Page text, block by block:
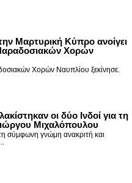
Μαρτυρική Κύπρο ανοίγει
Χορών
Χορών Ναυπλίου ξεκίνησε.
οι δύο Ινδοί για τη
Μιχαλόπουλου
σύμφωνη γνώμη ανακριτή και